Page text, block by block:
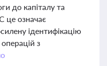
до капіталу та
це означає
ідентифікацію
операцій з